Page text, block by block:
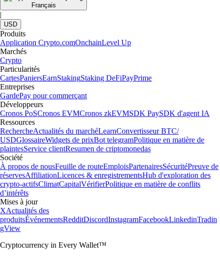
Français
|
USD
Produits
Application Crypto.comOnchainLevel Up
Marchés
Crypto
Particularités
CartesPaniersEarnStakingStaking DeFiPayPrime
Entreprises
GardePay pour commerçant
Développeurs
Cronos PoSCronos EVMCronos zkEVMSDK PaySDK d'agent IA
Ressources
RechercheActualités du marchéLearnConvertisseur BTC/
USDGlossaireWidgets de prixBot telegramPolitique en matière de
plaintesService clientResumen de criptomonedas
Société
À propos de nousFeuille de routeEmploisPartenairesSécuritéPreuve de
réservesAffiliationLicences & enregistrementsHub d'exploration des
crypto-actifsClimatCapitalVérifierPolitique en matière de conflits
d’intérêts
Mises à jour
XActualités des
produitsÉvénementsRedditDiscordInstagramFacebookLinkedinTradin
gView
Cryptocurrency in Every Wallet™